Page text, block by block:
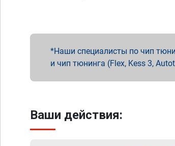
Наши специалисты по чип
и чип тюнинга (Flex, Kess 3,
Ваши действия: